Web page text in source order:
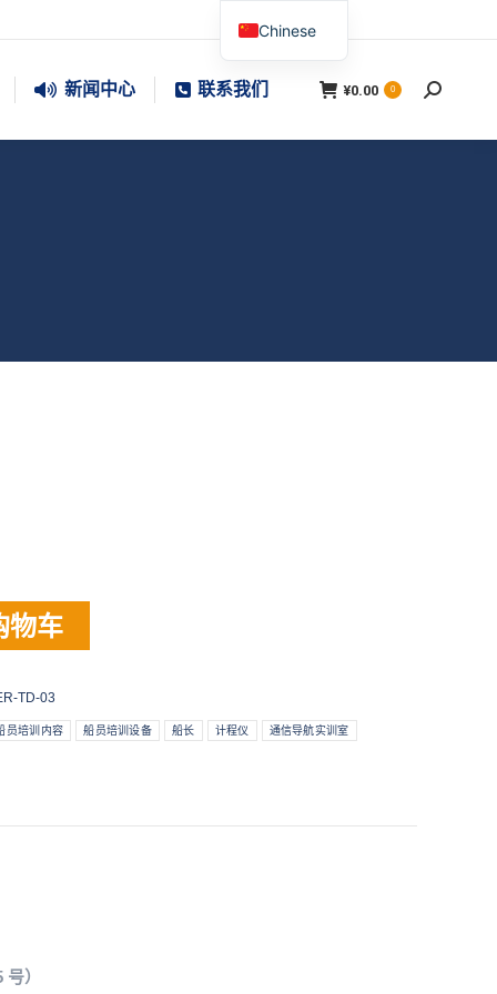
新闻中心 联系我们 ¥0.00 0
搜
物车
TD-03
员培训内容 船员培训设备 船长 计程仪 通信导航实训室
）
Chinese